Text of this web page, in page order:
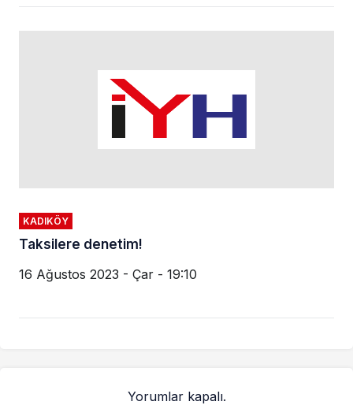
KADIKÖY
Taksilere denetim!
16 Ağustos 2023 - Çar - 19:10
Yorumlar kapalı.